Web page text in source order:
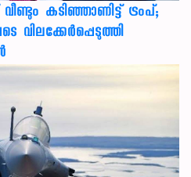
കടിഞ്ഞാണിട്ട് ട്രംപ്;
വിലക്കേര്‍പ്പെടുത്തി